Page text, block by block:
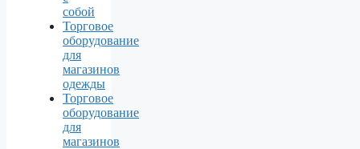
собой
Торговое
оборудование
для
магазинов
одежды
Торговое
оборудование
для
магазинов